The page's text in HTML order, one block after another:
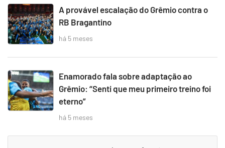
A provável escalação do Grêmio contra o
RB Bragantino
há 5 meses
Enamorado fala sobre adaptação ao
Grêmio: “Senti que meu primeiro treino foi
eterno”
há 5 meses